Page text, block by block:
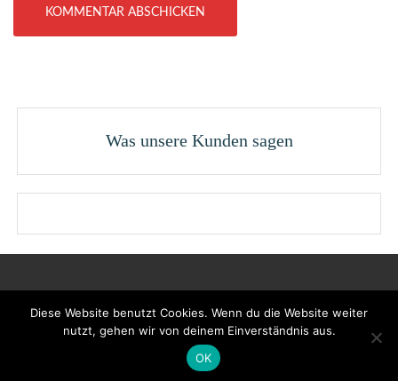
Was unsere Kunden sagen
Proudly powered by WordPress. | Theme: chrimbo by
eVisionThemes
Diese Website benutzt Cookies. Wenn du die Website weiter
nutzt, gehen wir von deinem Einverständnis aus.
OK